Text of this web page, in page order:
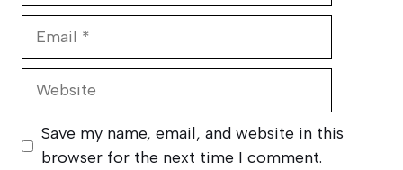
Website
Save my name, email, and website in this
browser for the next time I comment.